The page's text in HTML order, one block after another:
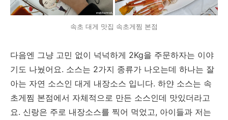
속초 대게 맛집 속초게찜 본점
다음엔 그냥 고민 없이 넉넉하게 2Kg을 주문하자는 이야
기도 나눴어요. 소스는 2가지 종류가 나오는데 하나는 잘
아는 자연 소스인 대게 내장소스 입니다. 하얀 소스는 속
초게찜 본점에서 자체적으로 만든 소스인데 맛있더라고
요. 신랑은 주로 내장소스를 찍어 먹었고, 아이들과 저는